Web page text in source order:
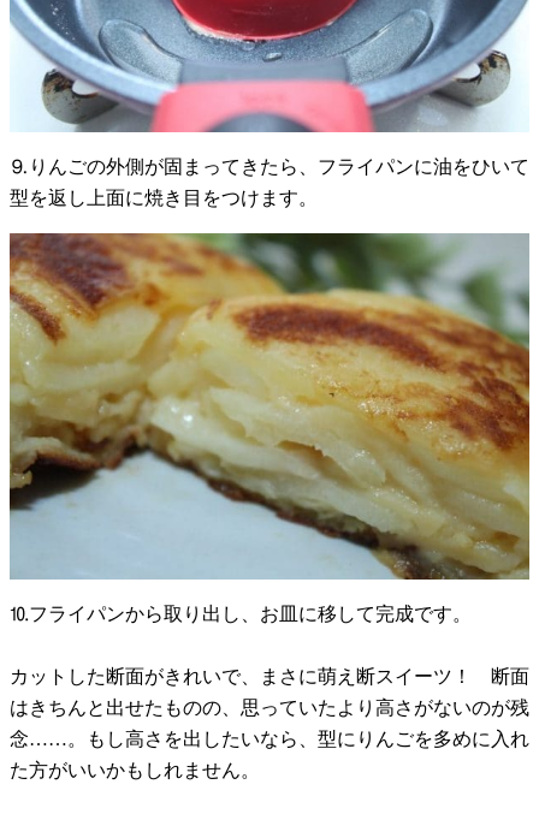
⒐りんごの外側が固まってきたら、フライパンに油をひいて
型を返し上面に焼き目をつけます。
⒑フライパンから取り出し、お皿に移して完成です。
カットした断面がきれいで、まさに萌え断スイーツ！ 断面
はきちんと出せたものの、思っていたより高さがないのが残
念……。もし高さを出したいなら、型にりんごを多めに入れ
た方がいいかもしれません。